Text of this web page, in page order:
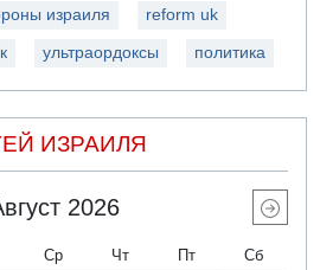
израиля reform uk
ультраордоксы политика
ИЗРАИЛЯ
2026
Ср Чт Пт Сб